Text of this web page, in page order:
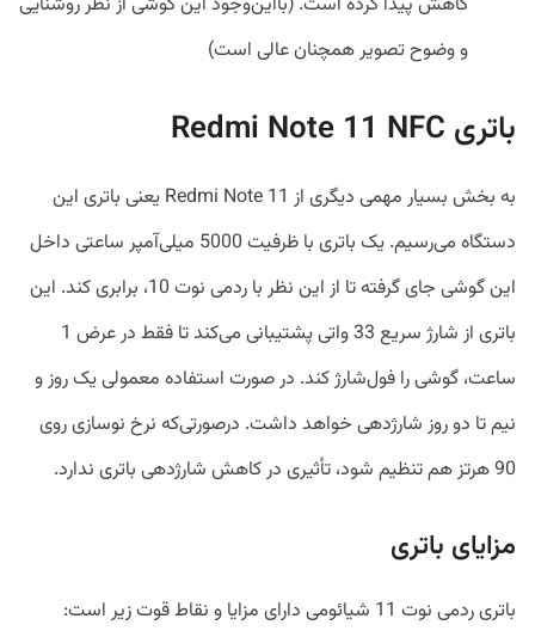
و وضوح تصویر همچنان عالی است)
باتری Redmi Note 11 NFC
به بخش بسیار مهمی دیگری از Redmi Note 11 یعنی باتری این
دستگاه می‌رسیم. یک باتری با ظرفیت 5000 میلی‌آمپر ساعتی داخل
این گوشی جای گرفته تا از این نظر با ردمی نوت 10، برابری کند. این
باتری از شارژ سریع 33 واتی پشتیبانی می‌کند تا فقط در عرض 1
ساعت، گوشی را فول‌شارژ کند. در صورت استفاده معمولی یک روز و
نیم تا دو روز شارژدهی خواهد داشت. درصورتی‌که نرخ نوسازی روی
90 هرتز هم تنظیم شود، تأثیری در کاهش شارژدهی باتری ندارد.
مزایای باتری
باتری ردمی نوت 11 شیائومی دارای مزایا و نقاط قوت زیر است: